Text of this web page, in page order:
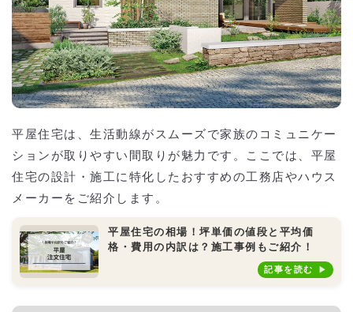
平屋住宅は、生活動線がスムーズで家族のコミュニケー
ションが取りやすい間取りが魅力です。ここでは、平屋
住宅の設計・施工に特化したおすすめの工務店やハウス
メーカーをご紹介します。
平屋住宅の相場！坪単価の値段と平均価
格・費用の内訳は？施工事例もご紹介！
記事を読む